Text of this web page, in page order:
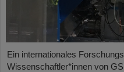
Ein internationales
Wissenschaftler*innen von